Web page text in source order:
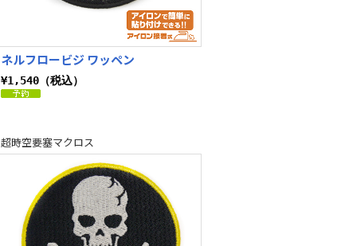
ネルフロービジ ワッペン
¥1,540（税込）
超時空要塞マクロス